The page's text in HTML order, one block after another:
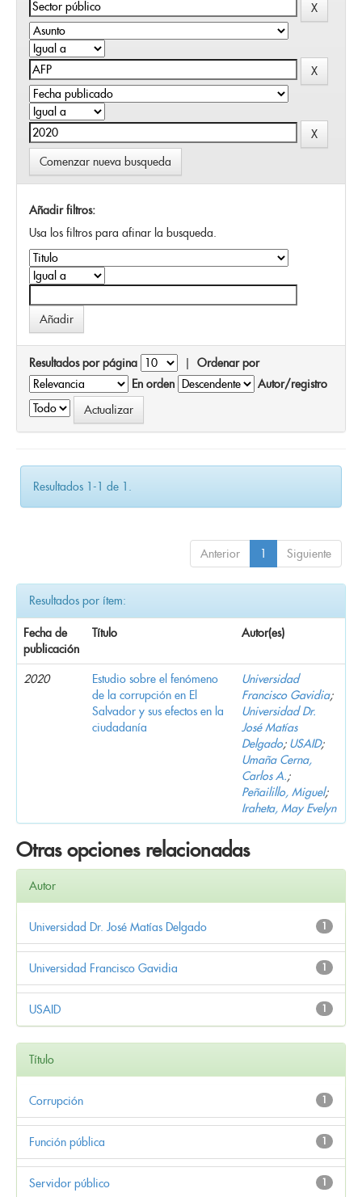
Comenzar nueva busqueda
Añadir filtros:
Usa los filtros para afinar la busqueda.
Resultados por página | Ordenar por
En orden
Autor/registro
Resultados 1-1 de 1.
Anterior 1 Siguiente
Resultados por ítem:
Fecha de
publicación
Título Autor(es)
2020
Estudio sobre el fenómeno
de la corrupción en El
Salvador y sus efectos en la
ciudadanía
Universidad
Francisco Gavidia;
Universidad Dr.
José Matías
Delgado; USAID;
Umaña Cerna,
Carlos A.;
Peñailillo, Miguel;
Iraheta, May Evelyn
Otras opciones relacionadas
Autor
1
Universidad Dr. José Matías Delgado
1
Universidad Francisco Gavidia
1
USAID
Título
1
Corrupción
1
Función pública
1
Servidor público